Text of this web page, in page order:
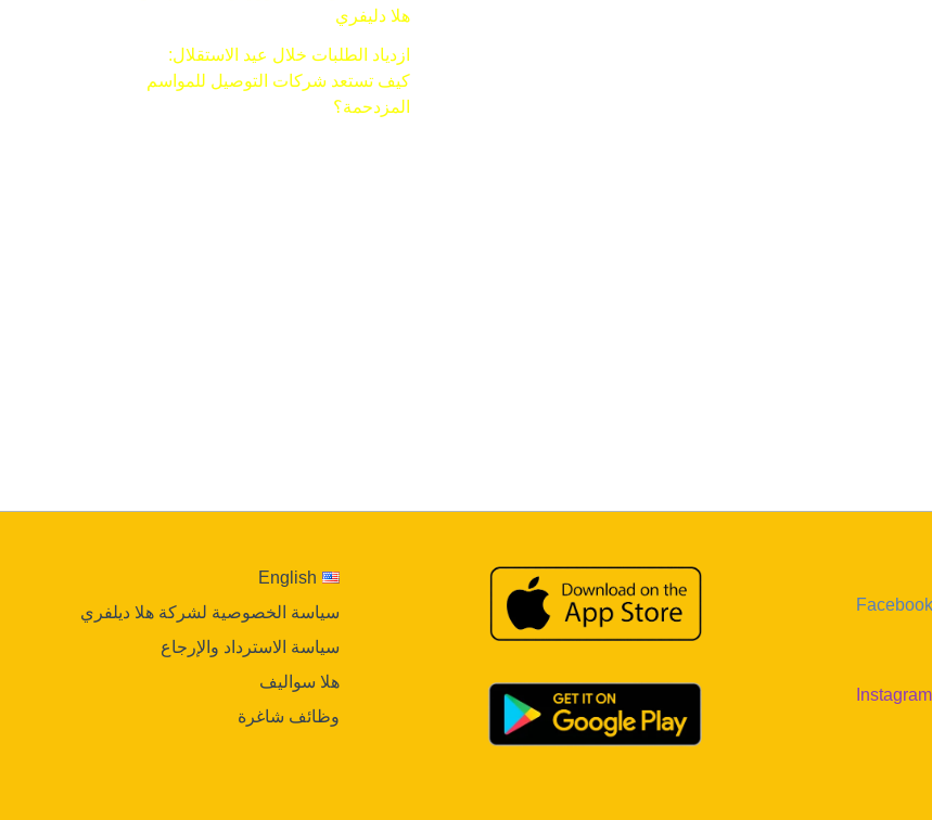
هلا دليفري
ازدياد الطلبات خلال عيد الاستقلال:
كيف تستعد شركات التوصيل للمواسم
المزدحمة؟
Facebook
Instagram
English
سياسة الخصوصية لشركة هلا ديلفري
سياسة الاسترداد والإرجاع
هلا سواليف
وظائف شاغرة